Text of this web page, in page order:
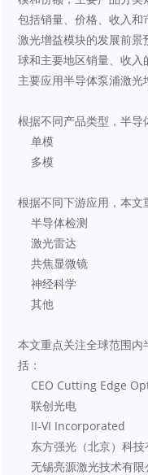
包括销量、价格、收入
激光增益模块的发展前
球和主要地区销量、收
主要应用半导体泵浦激光
根据不同产品类型，半导
    单模
    多模
根据不同下游应用，本文
    半导体检测
    激光雷达
    共焦显微镜
    神经科学
    其他
本文重点关注全球范围
括：
CEO Cutting Edge
    联创光电
    II-VI Incorporated
东方强光（北京）科
无锡亮源激光技术有